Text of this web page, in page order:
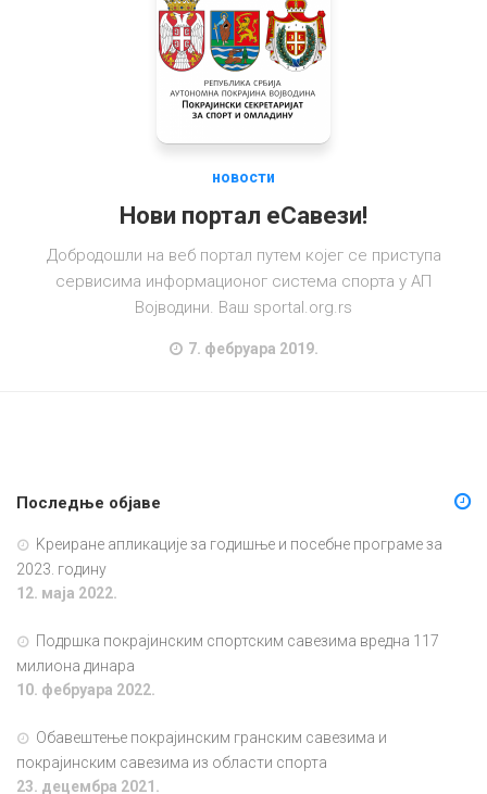
новости
Нови портал еСавези!
Добродошли на веб портал путем којег се приступа
сервисима информационог система спорта у АП
Војводини. Ваш sportal.org.rs
7. фебруара 2019.
Последње објаве
Kреиране апликације за годишње и посебне програме за
2023. годину
12. маја 2022.
Подршка покрајинским спортским савезима вредна 117
милиона динара
10. фебруара 2022.
Обавештење покрајинским гранским савезима и
покрајинским савезима из области спорта
23. децембра 2021.